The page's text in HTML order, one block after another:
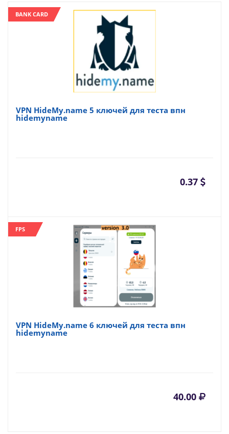
BANK CARD
VPN HideMy.name 5 ключей для теста впн
hidemyname
0.37
FPS
VPN HideMy.name 6 ключей для теста впн
hidemyname
40.00